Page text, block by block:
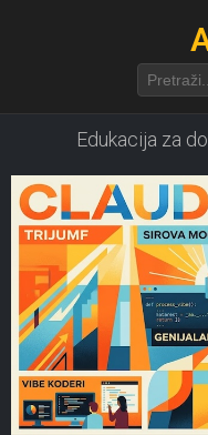
Edukacija za